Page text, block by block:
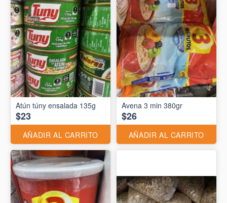
Atún túny ensalada 135g
$23
AÑADIR AL CARRITO
Avena 3 min 380gr
$26
AÑADIR AL CARRITO